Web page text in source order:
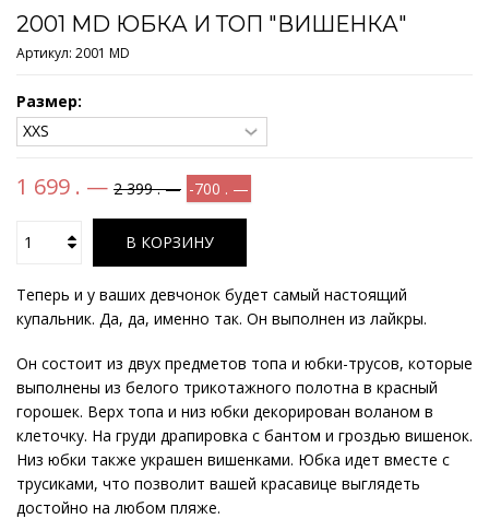
2001 MD ЮБКА И ТОП "ВИШЕНКА"
Артикул: 2001 MD
Размер:
1 699 . — 2 399 . — -700 . —
В КОРЗИНУ
Теперь и у ваших девчонок будет самый настоящий
купальник. Да, да, именно так. Он выполнен из лайкры.
Он состоит из двух предметов топа и юбки-трусов, которые
выполнены из белого трикотажного полотна в красный
горошек. Верх топа и низ юбки декорирован воланом в
клеточку. На груди драпировка с бантом и гроздью вишенок.
Низ юбки также украшен вишенками. Юбка идет вместе с
трусиками, что позволит вашей красавице выглядеть
достойно на любом пляже.